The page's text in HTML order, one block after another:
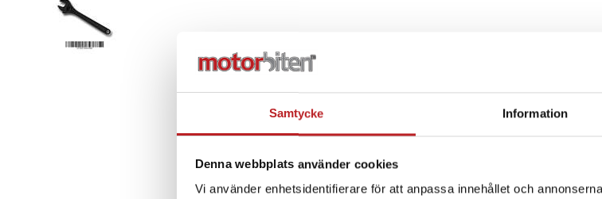
Samtycke Information
Denna webbplats använder cookies
Vi använder enhetsidentifierare för att anpassa innehållet och